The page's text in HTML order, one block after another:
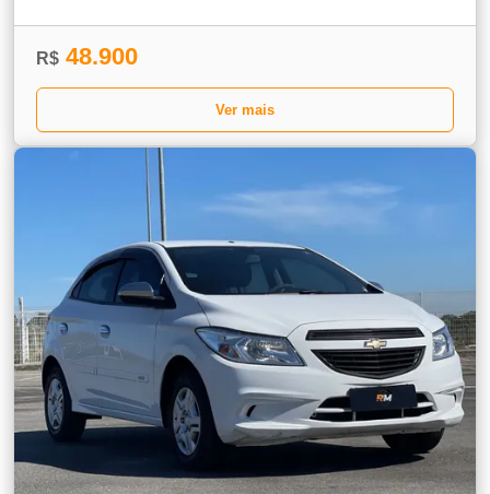
R$ 48.900
Ver mais